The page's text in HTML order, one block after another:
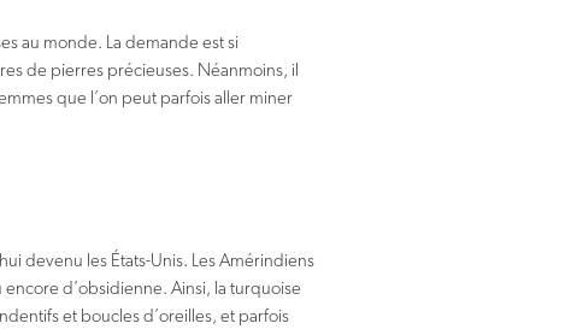
au monde. La demande est si
de pierres précieuses. Néanmoins, il
que l’on peut parfois aller miner
devenu les États-Unis. Les Amérindiens
d’obsidienne. Ainsi, la turquoise
et boucles d’oreilles, et parfois